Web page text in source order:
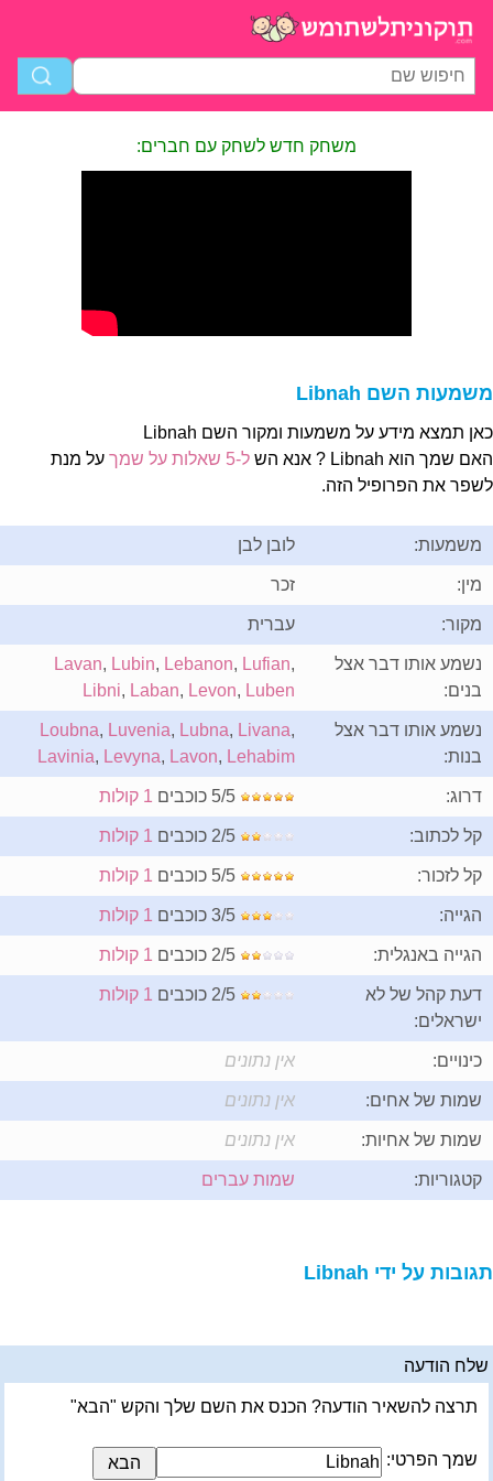
משחק חדש לשחק עם חברים:
משמעות השם Libnah
כאן תמצא מידע על משמעות ומקור השם Libnah
האם שמך הוא Libnah ? אנא הש
ל-5 שאלות על שמך
על מנת
לשפר את הפרופיל הזה.
משמעות: לובן לבן
מין: זכר
מקור: עברית
נשמע אותו דבר אצל
בנים:
Lavan, Lubin, Lebanon, Lufian,
Libni, Laban, Levon, Luben
נשמע אותו דבר אצל
בנות:
Loubna, Luvenia, Lubna, Livana,
Lavinia, Levyna, Lavon, Lehabim
דרוג: 1 קולות
קל לכתוב: 1 קולות
קל לזכור: 1 קולות
הגייה: 1 קולות
הגייה באנגלית: 1 קולות
דעת קהל של לא
ישראלים:
1 קולות
כינויים: אין נתונים
שמות של אחים: אין נתונים
שמות של אחיות: אין נתונים
קטגוריות: שמות עברים
תגובות על ידי Libnah
שלח הודעה
תרצה להשאיר הודעה? הכנס את השם שלך והקש "הבא"
שמך הפרטי: